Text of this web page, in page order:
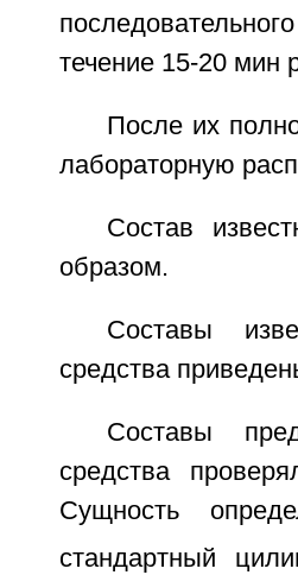
течение 15-20 мин
После их
лабораторную
Состав
образом.
Составы
средства
Составы
средства
Сущность
стандартный